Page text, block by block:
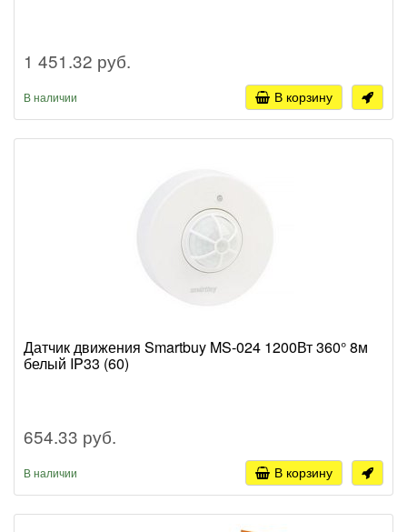
1 451.32 руб.
В наличии В корзину
Датчик движения Smartbuy MS-024 1200Вт 360° 8м
белый IP33 (60)
654.33 руб.
В наличии В корзину